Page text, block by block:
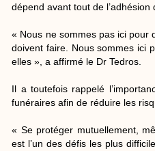
dépend avant tout de l’adhésion
« Nous ne sommes pas ici pour
doivent faire. Nous sommes ici
elles », a affirmé le Dr Tedros.
Il a toutefois rappelé
funéraires afin de réduire les
« Se protéger mutuellement,
est l’un des défis les plus